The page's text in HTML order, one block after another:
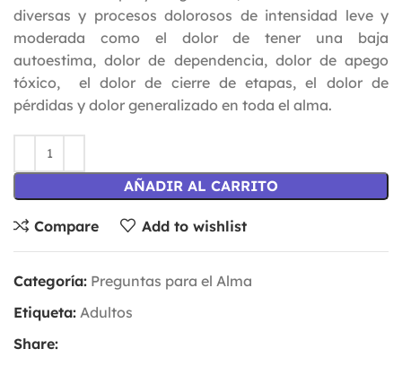
diversas y procesos dolorosos de intensidad leve y
moderada como el dolor de tener una baja
autoestima, dolor de dependencia, dolor de apego
tóxico, el dolor de cierre de etapas, el dolor de
pérdidas y dolor generalizado en toda el alma.
AÑADIR AL CARRITO
Compare Add to wishlist
Categoría: Preguntas para el Alma
Etiqueta: Adultos
Share: